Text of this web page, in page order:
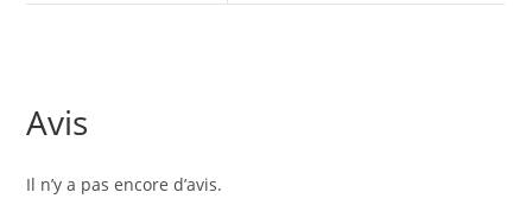
Avis
Il n’y a pas encore d’avis.